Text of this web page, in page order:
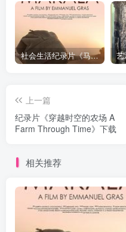
社会生活纪录片《马加拉 Makala》下载
上一篇
纪录片《穿越时空的农场 A
Farm Through Time》下载
相关推荐